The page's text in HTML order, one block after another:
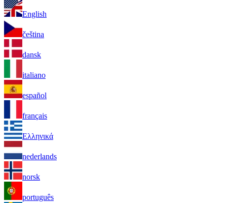
English
čeština
dansk
italiano
español
français
Ελληνικά
nederlands
norsk
português